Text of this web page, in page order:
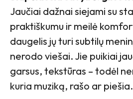
Jaučiai dažnai siejami su
praktiškumu ir meilė
daugelis jų turi subtilų
nerodo viešai. Jie puikiai
garsus, tekstūras – todėl
kuria muziką, rašo ar piešia.